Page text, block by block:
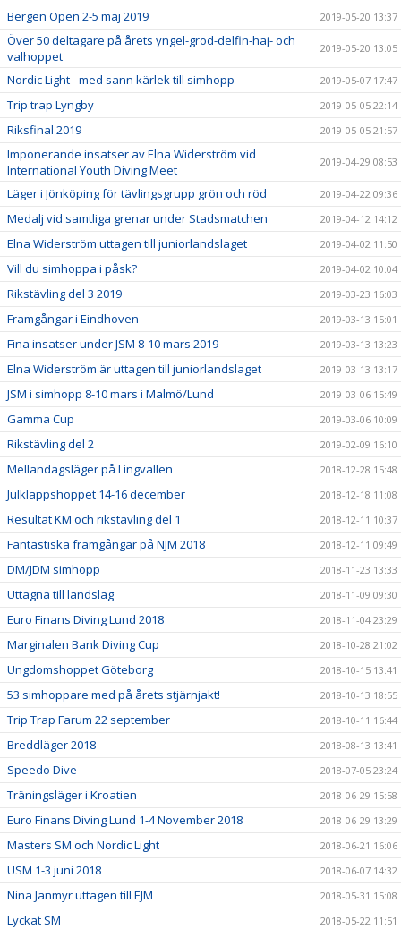
Bergen Open 2-5 maj 2019 2019-05-20 13:37
Över 50 deltagare på årets yngel-grod-delfin-haj- och
valhoppet
2019-05-20 13:05
Nordic Light - med sann kärlek till simhopp 2019-05-07 17:47
Trip trap Lyngby 2019-05-05 22:14
Riksfinal 2019 2019-05-05 21:57
Imponerande insatser av Elna Widerström vid
International Youth Diving Meet
2019-04-29 08:53
Läger i Jönköping för tävlingsgrupp grön och röd 2019-04-22 09:36
Medalj vid samtliga grenar under Stadsmatchen 2019-04-12 14:12
Elna Widerström uttagen till juniorlandslaget 2019-04-02 11:50
Vill du simhoppa i påsk? 2019-04-02 10:04
Rikstävling del 3 2019 2019-03-23 16:03
Framgångar i Eindhoven 2019-03-13 15:01
Fina insatser under JSM 8-10 mars 2019 2019-03-13 13:23
Elna Widerström är uttagen till juniorlandslaget 2019-03-13 13:17
JSM i simhopp 8-10 mars i Malmö/Lund 2019-03-06 15:49
Gamma Cup 2019-03-06 10:09
Rikstävling del 2 2019-02-09 16:10
Mellandagsläger på Lingvallen 2018-12-28 15:48
Julklappshoppet 14-16 december 2018-12-18 11:08
Resultat KM och rikstävling del 1 2018-12-11 10:37
Fantastiska framgångar på NJM 2018 2018-12-11 09:49
DM/JDM simhopp 2018-11-23 13:33
Uttagna till landslag 2018-11-09 09:30
Euro Finans Diving Lund 2018 2018-11-04 23:29
Marginalen Bank Diving Cup 2018-10-28 21:02
Ungdomshoppet Göteborg 2018-10-15 13:41
53 simhoppare med på årets stjärnjakt! 2018-10-13 18:55
Trip Trap Farum 22 september 2018-10-11 16:44
Breddläger 2018 2018-08-13 13:41
Speedo Dive 2018-07-05 23:24
Träningsläger i Kroatien 2018-06-29 15:58
Euro Finans Diving Lund 1-4 November 2018 2018-06-29 13:29
Masters SM och Nordic Light 2018-06-21 16:06
USM 1-3 juni 2018 2018-06-07 14:32
Nina Janmyr uttagen till EJM 2018-05-31 15:08
Lyckat SM 2018-05-22 11:51